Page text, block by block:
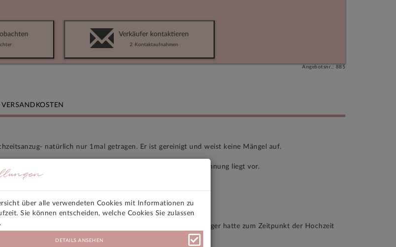
Verkäufer kontaktieren
2 Kontaktaufnahmen
Angebotsnr.: 885
VERSANDKOSTEN
natürlich nur 1mal getragen. Er ist gereinigt und weist keine Mängel auf.
zu den extravaganten Hochzeitsanzügen. Die Originalrechnung liegt vor.
gemustert. Die Originalgröße laut Etikett ist eine 62, der Träger hatte zum Zeitpunkt der Hochzeit
sehr klein aus, daher der große Größenunterschied.
über alle verwendeten Cookies mit Informationen zu
Sie können entscheiden, welche Cookies Sie zulassen
DETAILS ANSEHEN